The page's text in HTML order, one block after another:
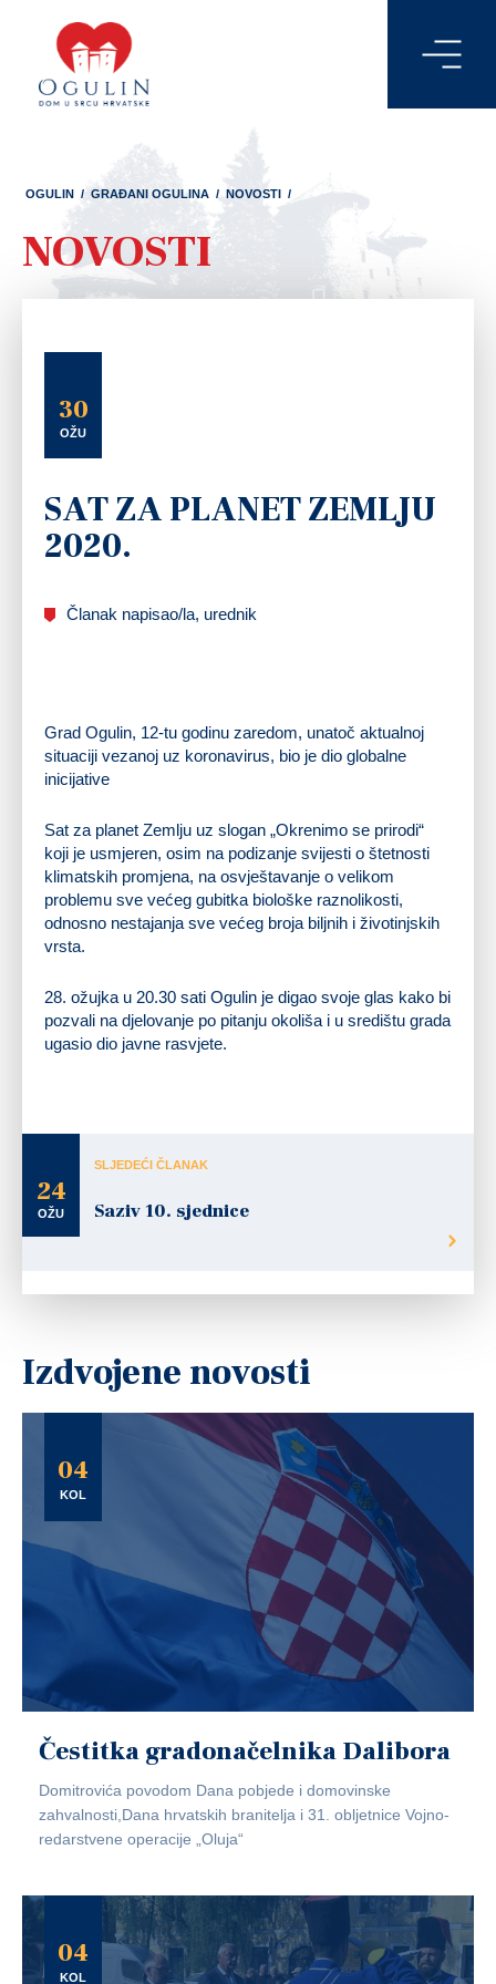
OGULIN / GRAĐANI OGULINA / NOVOSTI /
NOVOSTI
30
OŽU
SAT ZA PLANET ZEMLJU
2020.
Članak napisao/la, urednik
Grad Ogulin, 12-tu godinu zaredom, unatoč aktualnoj
situaciji vezanoj uz koronavirus, bio je dio globalne
inicijative
Sat za planet Zemlju uz slogan „Okrenimo se prirodi“
koji je usmjeren, osim na podizanje svijesti o štetnosti
klimatskih promjena, na osvještavanje o velikom
problemu sve većeg gubitka biološke raznolikosti,
odnosno nestajanja sve većeg broja biljnih i životinjskih
vrsta.
28. ožujka u 20.30 sati Ogulin je digao svoje glas kako bi
pozvali na djelovanje po pitanju okoliša i u središtu grada
ugasio dio javne rasvjete.
24
OŽU
SLJEDEĆI ČLANAK
Saziv 10. sjednice
Izdvojene novosti
04
KOL
Čestitka gradonačelnika Dalibora
Domitrovića povodom Dana pobjede i domovinske
zahvalnosti,Dana hrvatskih branitelja i 31. obljetnice Vojno-
redarstvene operacije „Oluja“
04
KOL